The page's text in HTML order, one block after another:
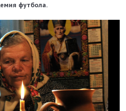
футбола.